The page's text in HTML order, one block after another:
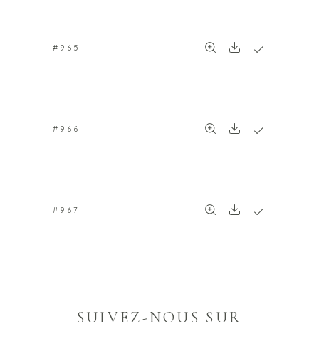
#965
#966
#967
SUIVEZ-NOUS SUR